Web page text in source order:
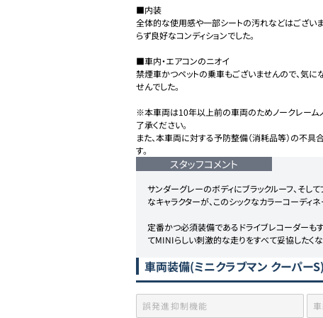
■内装
全体的な使用感や一部シートの汚れなどはござい
らず良好なコンディションでした。
■車内・エアコンのニオイ
禁煙車かつペットの乗車もございませんので、気
せんでした。
※本車両は10年以上前の車両のためノークレーム
了承ください。
また、本車両に対する予防整備（消耗品等）の不
す。
スタッフコメント
サンダーグレーのボディにブラックルーフ、そし
なキャラクターが、このシックなカラーコーディ
定番かつ必須装備であるドライブレコーダーも
てMINIらしい刺激的な走りをすべて妥協したく
車両装備(ミニクラブマン クーパーS)
誤発進抑制機能